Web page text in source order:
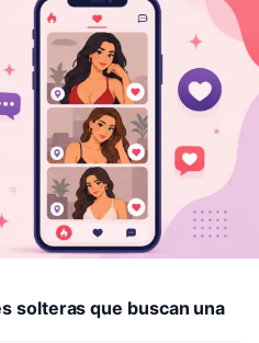
solteras que buscan una